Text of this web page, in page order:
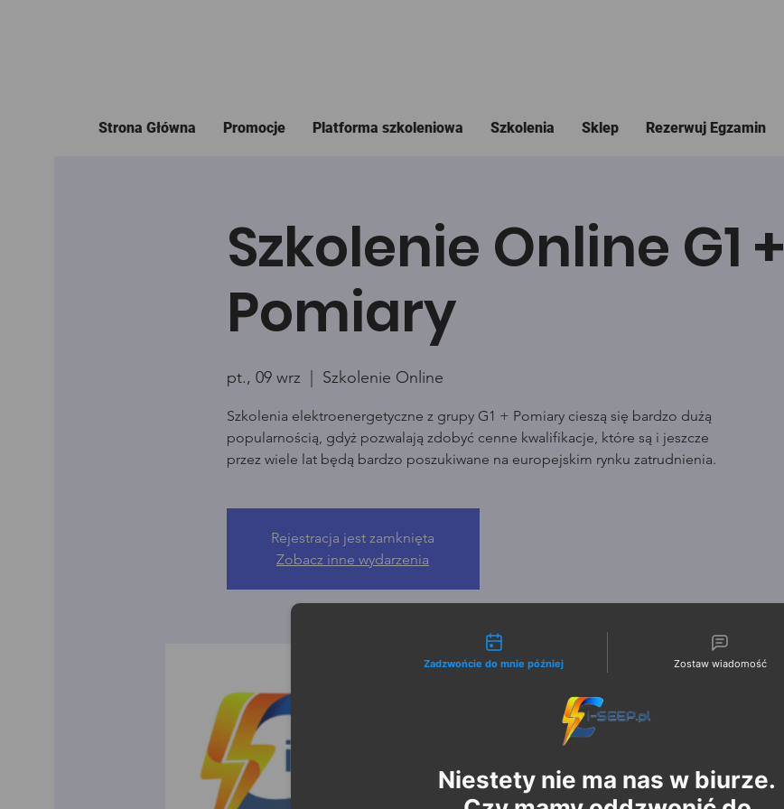
Strona Główna Promocje Platforma szkoleniowa Szkolenia Sklep Rezerwuj Egzamin
Szkolenie Online G1 +
Pomiary
pt., 09 wrz
  |
Szkolenie Online
Szkolenia elektroenergetyczne z grupy G1 + Pomiary cieszą się bardzo dużą
popularnością, gdyż pozwalają zdobyć cenne kwalifikacje, które są i jeszcze
przez wiele lat będą bardzo poszukiwane na europejskim rynku zatrudnienia.
Rejestracja jest zamknięta
Zobacz inne wydarzenia
Możliwości kontaktu
Zadzwońcie do mnie później Zostaw wiadomość
Niestety nie ma nas w biurze.